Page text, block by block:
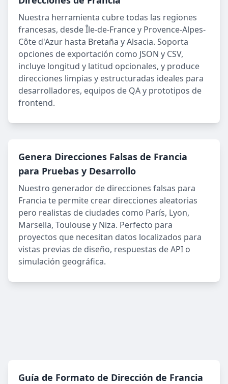
Nuestra herramienta cubre todas las regiones
francesas, desde Île-de-France y Provence-Alpes-
Côte d'Azur hasta Bretaña y Alsacia. Soporta
opciones de exportación como JSON y CSV,
incluye longitud y latitud opcionales, y produce
direcciones limpias y estructuradas ideales para
desarrolladores, equipos de QA y prototipos de
frontend.
Genera Direcciones Falsas de Francia
para Pruebas y Desarrollo
Nuestro generador de direcciones falsas para
Francia te permite crear direcciones aleatorias
pero realistas de ciudades como París, Lyon,
Marsella, Toulouse y Niza. Perfecto para
proyectos que necesitan datos localizados para
vistas previas de diseño, respuestas de API o
simulación geográfica.
Guía de Formato de Dirección de Francia